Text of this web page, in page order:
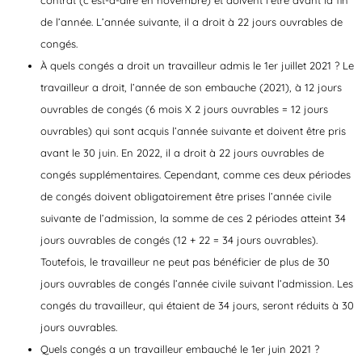
de l’année. L’année suivante, il a droit à 22 jours ouvrables de
congés.​​
À quels congés a droit un travailleur admis le 1er juillet 2021 ? Le
travailleur a droit, l’année de son embauche (2021), à 12 jours
ouvrables de congés (6 mois X 2 jours ouvrables = 12 jours
ouvrables) qui sont acquis l’année suivante et doivent être pris
avant le 30 juin. En 2022, il a droit à 22 jours ouvrables de
congés supplémentaires. Cependant, comme ces deux périodes
de congés doivent obligatoirement être prises l’année civile
suivante de l’admission, la somme de ces 2 périodes atteint 34
jours ouvrables de congés (12 + 22 = 34 jours ouvrables).
Toutefois, le travailleur ne peut pas bénéficier de plus de 30
jours ouvrables de congés l’année civile suivant l’admission. Les
congés du travailleur, qui étaient de 34 jours, seront réduits à 30
jours ouvrables.
Quels congés a un travailleur embauché le 1er juin 2021 ?